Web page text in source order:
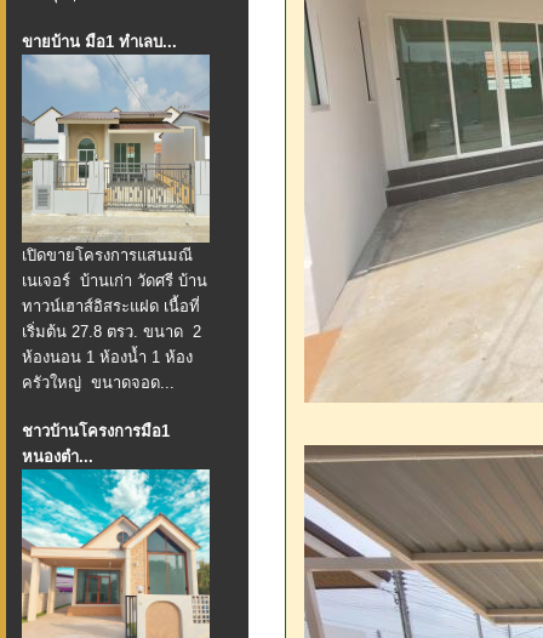
ขายบ้าน มือ1 ทำเล​​​​​​​บ...
เปิดขายโครงการแสนมณี
เนเจอร์ บ้านเก่า วัดศรี บ้าน
ทาวน์เฮาส์อิสระแฝด เนื้อที่
เริ่มต้น 27.8 ตรว. ขนาด 2
ห้องนอน 1 ห้องน้ำ 1 ห้อง
ครัวใหญ่ ขนาดจอด...
ชาวบ้านโครงการมือ1
หนองตำ...